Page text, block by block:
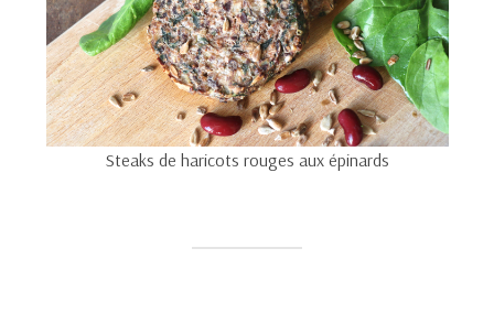
Steaks de haricots rouges aux épinards